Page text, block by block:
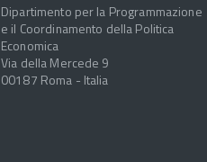
Dipartimento per la Programmazione
e il Coordinamento della Politica
Economica
Via della Mercede 9
00187 Roma - Italia